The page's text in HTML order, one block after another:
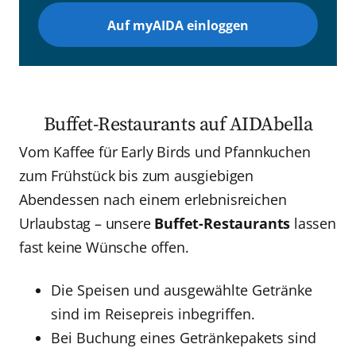
Auf myAIDA einloggen
Buffet-Restaurants auf AIDAbella
Vom Kaffee für Early Birds und Pfannkuchen
zum Frühstück bis zum ausgiebigen
Abendessen nach einem erlebnisreichen
Urlaubstag – unsere Buffet-Restaurants lassen
fast keine Wünsche offen.
Die Speisen und ausgewählte Getränke
sind im Reisepreis inbegriffen.
Bei Buchung eines Getränkepakets sind